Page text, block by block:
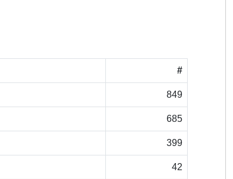
#
849
685
399
42